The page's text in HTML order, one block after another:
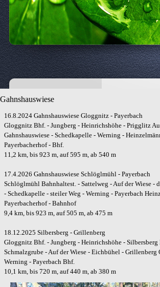
Gahnshauswiese
16.8.2024 Gahnshauswiese Gloggnitz - Payerbach
Gloggnitz Bhf. - Jungberg - Heinrichshöhe - Prigglitz
Gahnshauswiese - Schedkapelle - Werning -
Payerbacherhof - Bhf.
11,2 km, bis 923 m, auf 595 m, ab 540 m
17.4.2026 Gahnshauswiese Schlöglmühl - Payerbach
Schlöglmühl Bahnhaltest. - Sattelweg - Auf der Wiese -
- Schedkapelle - steiler Weg - Werning - Payerbach
Payerbacherhof - Bahnhof
9,4 km, bis 923 m, auf 505 m, ab 475 m
18.12.2025 Silbersberg - Grillenberg
Gloggnitz Bhf. - Jungberg - Heinrichshöhe -
Schmalzgrube - Auf der Wiese - Eichbühel - Grillenberg
Werning - Payerbach Bhf.
10,1 km, bis 720 m, auf 440 m, ab 380 m